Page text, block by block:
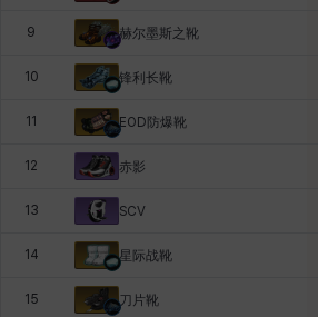
9 赫尔墨斯之靴
10 锋利长靴
11 EOD防爆靴
12 赤影
13 SCV
14 星际战靴
15 刀片靴